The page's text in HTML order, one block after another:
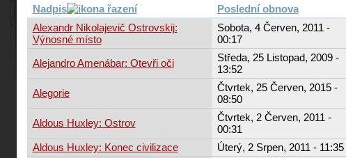
Nadpis
Poslední obnova
Alexandr Nikolajevič Ostrovskij:
Výnosné místo
Sobota, 4 Červen, 2011 -
00:17
Alejandro Amenábar: Otevři oči
Středa, 25 Listopad, 2009 -
13:52
Alegorie
Čtvrtek, 25 Červen, 2015 -
08:50
Aldous Huxley: Ostrov
Čtvrtek, 2 Červen, 2011 -
00:31
Aldous Huxley: Konec civilizace
Úterý, 2 Srpen, 2011 - 11:35